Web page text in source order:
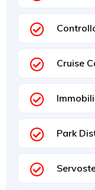
Cruise
Park